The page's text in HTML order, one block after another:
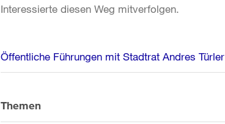
Interessierte diesen Weg mitverfolgen.
Weitere
Informationen
Öffentliche Führungen mit Stadtrat Andres Türler
Themen